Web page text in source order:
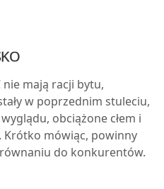
nie mają racji bytu,
w poprzednim stuleciu,
obciążone cłem i
mówiąc, powinny
do konkurentów.